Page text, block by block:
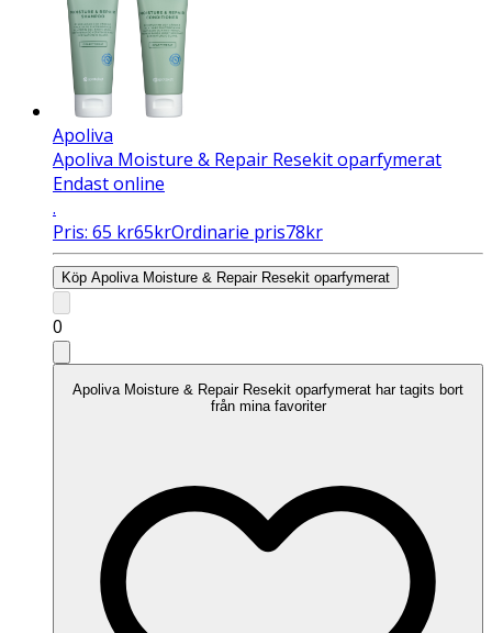
Apoliva
Apoliva Moisture & Repair Resekit oparfymerat
Endast online
.
Pris: 65 kr65krOrdinarie pris78kr
Köp Apoliva Moisture & Repair Resekit oparfymerat
0
Apoliva Moisture & Repair Resekit oparfymerat har tagits bort
från mina favoriter